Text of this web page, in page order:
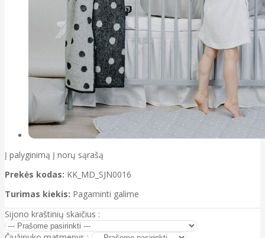
Į palyginimą Į norų sąrašą
Prekės kodas: KK_MD_SJN0016
Turimas kiekis: Pagaminti galime
Sijono kraštinių skaičius :